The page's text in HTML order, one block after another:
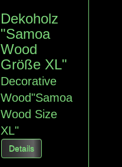
Dekoholz
"Samoa
Wood
Größe XL"
Decorative
Wood"Samoa
Wood Size
XL"
Details